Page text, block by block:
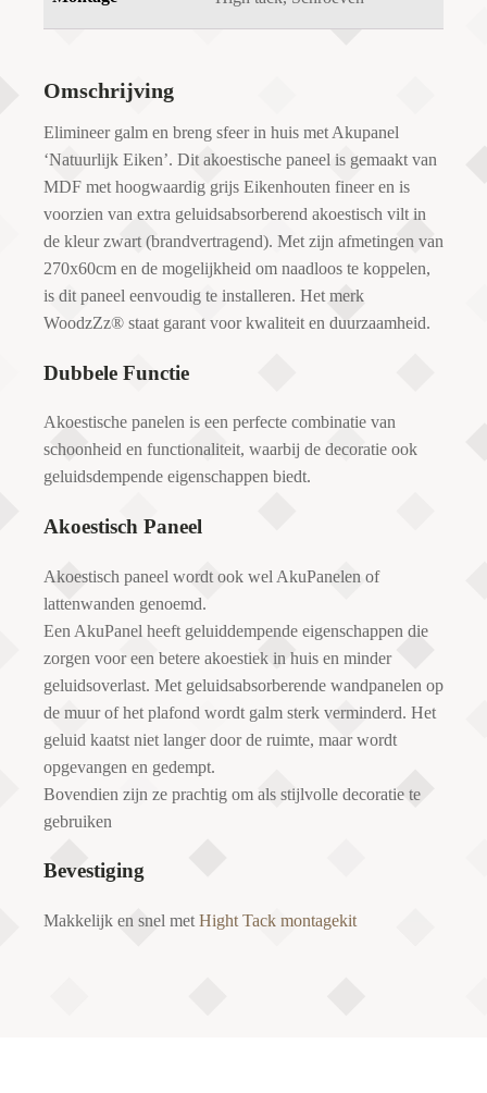
Omschrijving
Elimineer galm en breng sfeer in huis met Akupanel
‘Natuurlijk Eiken’. Dit akoestische paneel is gemaakt van
MDF met hoogwaardig grijs Eikenhouten fineer en is
voorzien van extra geluidsabsorberend akoestisch vilt in
de kleur zwart (brandvertragend). Met zijn afmetingen van
270x60cm en de mogelijkheid om naadloos te koppelen,
is dit paneel eenvoudig te installeren. Het merk
WoodzZz® staat garant voor kwaliteit en duurzaamheid.
Dubbele Functie
Akoestische panelen is een perfecte combinatie van
schoonheid en functionaliteit, waarbij de decoratie ook
geluidsdempende eigenschappen biedt.
Akoestisch Paneel
Akoestisch paneel wordt ook wel AkuPanelen of
lattenwanden genoemd.
Een AkuPanel heeft geluiddempende eigenschappen die
zorgen voor een betere akoestiek in huis en minder
geluidsoverlast. Met geluidsabsorberende wandpanelen op
de muur of het plafond wordt galm sterk verminderd. Het
geluid kaatst niet langer door de ruimte, maar wordt
opgevangen en gedempt.
Bovendien zijn ze prachtig om als stijlvolle decoratie te
gebruiken
Bevestiging
Makkelijk en snel met Hight Tack montagekit